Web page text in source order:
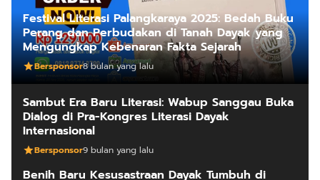
Festival Literasi Palangkaraya 2025: Bedah Buku
Perang dan Perbudakan di Tanah Dayak yang
Mengungkap Kebenaran Fakta Sejarah
Bersponsor8 bulan yang lalu
Sambut Era Baru Literasi: Wabup Sanggau Buka
Dialog di Pra-Kongres Literasi Dayak
Internasional
Bersponsor9 bulan yang lalu
Benih Baru Kesusastraan Dayak Tumbuh di